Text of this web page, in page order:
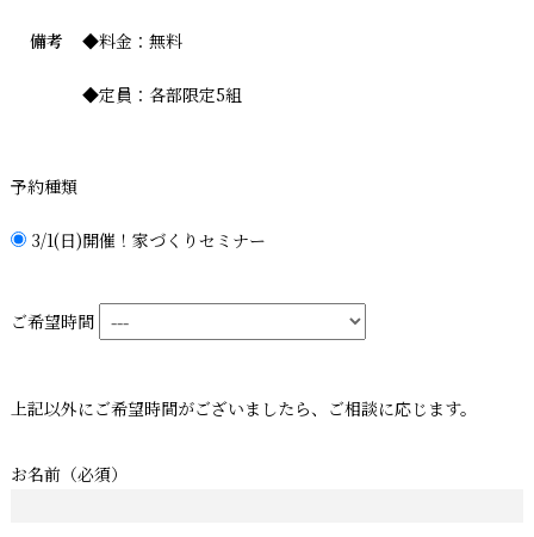
備考 ◆料金：無料
◆定員：各部限定5組
予約種類
3/1(日)開催！家づくりセミナー
ご希望時間
上記以外にご希望時間がございましたら、ご相談に応じます。
お名前（必須）